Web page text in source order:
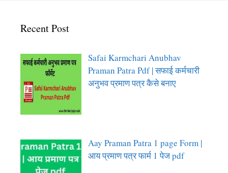
Recent Post
Safai Karmchari Anubhav
Praman Patra Pdf | सफाई कर्मचारी
अनुभव प्रमाण पत्र कैसे बनाए
Aay Praman Patra 1 page Form |
आय प्रमाण पत्र फार्म 1 पेज pdf